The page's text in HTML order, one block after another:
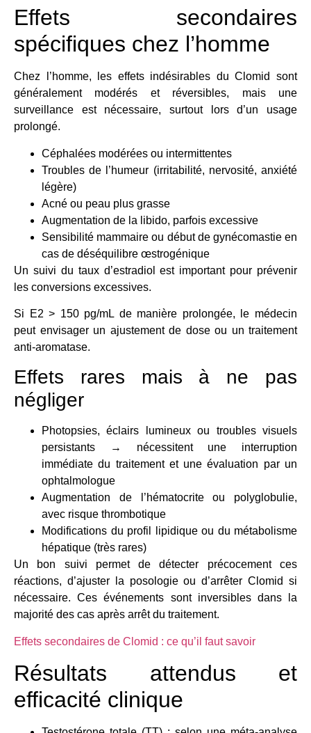
Effets secondaires
spécifiques chez l’homme
Chez l’homme, les effets indésirables du Clomid sont
généralement modérés et réversibles, mais une
surveillance est nécessaire, surtout lors d’un usage
prolongé.
Céphalées modérées ou intermittentes
Troubles de l’humeur (irritabilité, nervosité, anxiété
légère)
Acné ou peau plus grasse
Augmentation de la libido, parfois excessive
Sensibilité mammaire ou début de gynécomastie en
cas de déséquilibre œstrogénique
Un suivi du taux d’estradiol est important pour prévenir
les conversions excessives.
Si E2 > 150 pg/mL de manière prolongée, le médecin
peut envisager un ajustement de dose ou un traitement
anti-aromatase.
Effets rares mais à ne pas
négliger
Photopsies, éclairs lumineux ou troubles visuels
persistants → nécessitent une interruption
immédiate du traitement et une évaluation par un
ophtalmologue
Augmentation de l’hématocrite ou polyglobulie,
avec risque thrombotique
Modifications du profil lipidique ou du métabolisme
hépatique (très rares)
Un bon suivi permet de détecter précocement ces
réactions, d’ajuster la posologie ou d’arrêter Clomid si
nécessaire. Ces événements sont inversibles dans la
majorité des cas après arrêt du traitement.
Effets secondaires de Clomid : ce qu’il faut savoir
Résultats attendus et
efficacité clinique